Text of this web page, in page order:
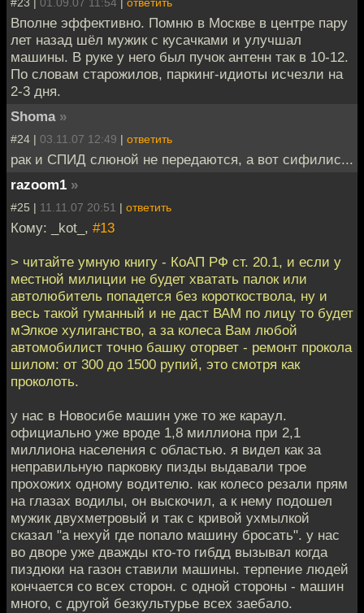
#23 | 01.09.07 11:54 | ответить
Вполне эффективно. Помню в Москве в центре пару
лет назад шёл мужик с кусачками и улучшал
машины. В руке у него был пучок антенн так в 10-12.
По словам старожилов, паркинг-идиоты исчезли на
2-3 дня.
Shoma »
#24 | 03.11.07 12:49 | ответить
рак и СПИД слюной не передаются, а вот сифилис...
razoom1 »
#25 | 11.11.07 20:51 | ответить
Кому: _kot_, #13
> читайте умную книгу - КоАП РФ ст. 20.1, и если у
местной милиции не будет хватать палок или
автолюбитель попадется без короткоствола, ну и
весь такой гуманный и не даст ВАМ по лицу то будет
мЭлкое хулиганство, а за колеса Вам любой
автомобилист точно башку оторвет - ремонт прокола
шилом: от 300 до 1500 рупий, это смотря как
проколоть.
у нас в Новосибе машин уже то же караул.
официально уже вроде 1,8 миллиона при 2,1
миллиона населения с областью. я видел как за
неправильную парковку пизды выдавали трое
прохожих одному водителю. как колесо резали прям
на глазах водилы, он выскочил, а к нему подошел
мужик двухметровый и так с кривой ухмылкой
сказал "а нехуй где попало машину бросать". у нас
во дворе уже дважды кто-то гибдд вызывал когда
пиздюки на газон ставили машины. терпение людей
кончается со всех сторон. с одной стороны - машин
много, с другой безкультурье всех заебало.